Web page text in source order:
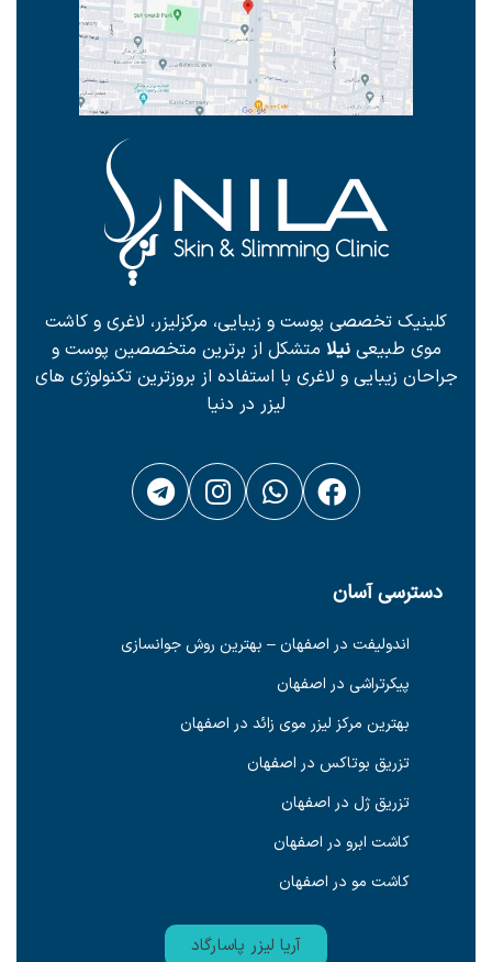
کلینیک تخصصی پوست و زیبایی، مرکزلیزر، لاغری و کاشت
موی طبیعینیلا متشکل از برترین متخصصین پوست و
جراحان زیبایی و لاغری با استفاده از بروزترین تکنولوژی های
لیزر در دنیا
دسترسی آسان
اندولیفت در اصفهان – بهترین روش جوانسازی
پیکرتراشی در اصفهان
بهترین مرکز لیزر موی زائد در اصفهان
تزریق بوتاکس در اصفهان
تزریق ژل در اصفهان
کاشت ابرو در اصفهان
کاشت مو در اصفهان
آریا لیزر پاسارگاد